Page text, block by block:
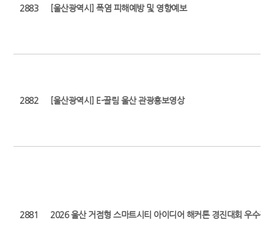
2883 [울산광역시] 폭염 피해예방 및 영향예보
2882 [울산광역시] E-끌림 울산 관광홍보영상
2881 2026 울산 거점형 스마트시티 아이디어 해커톤 경진대회 우수작